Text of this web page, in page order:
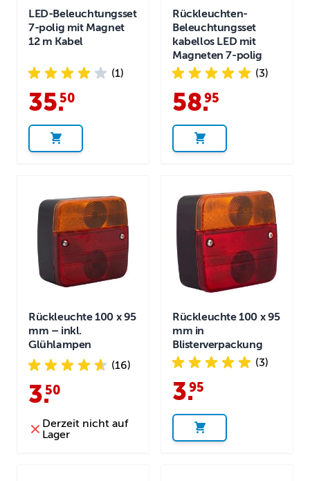
LED-Beleuchtungsset
7-polig mit Magnet
12 m Kabel
(1)
35.
50
Rückleuchten-
Beleuchtungsset
kabellos LED mit
Magneten 7-polig
(3)
58.
95
Rückleuchte 100 x 95
mm – inkl.
Glühlampen
(16)
3.
50
Derzeit nicht auf
Lager
Rückleuchte 100 x 95
mm in
Blisterverpackung
(3)
3.
95